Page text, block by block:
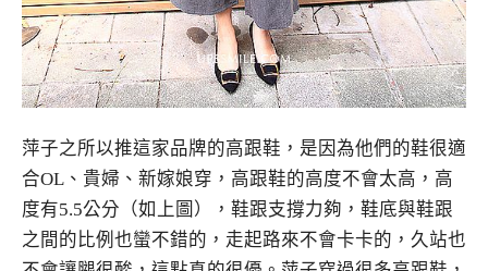
萍子之所以推這家品牌的高跟鞋，是因為他們的鞋很適
合OL、貴婦、新嫁娘穿，高跟鞋的高度不會太高，高
度有5.5公分（如上圖），鞋跟支撐力夠，鞋底與鞋跟
之間的比例也蠻不錯的，走起路來不會卡卡的，久站也